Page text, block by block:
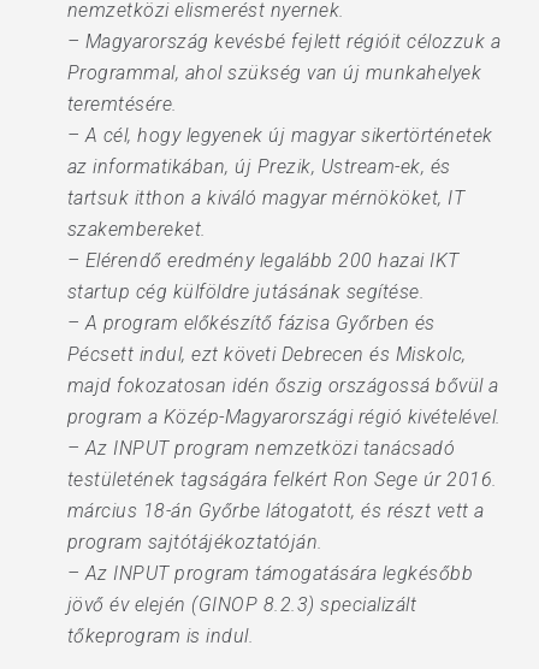
nemzetközi elismerést nyernek.
– Magyarország kevésbé fejlett régióit célozzuk a
Programmal, ahol szükség van új munkahelyek
teremtésére.
– A cél, hogy legyenek új magyar sikertörténetek
az informatikában, új Prezik, Ustream-ek, és
tartsuk itthon a kiváló magyar mérnököket, IT
szakembereket.
– Elérendő eredmény legalább 200 hazai IKT
startup cég külföldre jutásának segítése.
– A program előkészítő fázisa Győrben és
Pécsett indul, ezt követi Debrecen és Miskolc,
majd fokozatosan idén őszig országossá bővül a
program a Közép-Magyarországi régió kivételével.
– Az INPUT program nemzetközi tanácsadó
testületének tagságára felkért Ron Sege úr 2016.
március 18-án Győrbe látogatott, és részt vett a
program sajtótájékoztatóján.
– Az INPUT program támogatására legkésőbb
jövő év elején (GINOP 8.2.3) specializált
tőkeprogram is indul.